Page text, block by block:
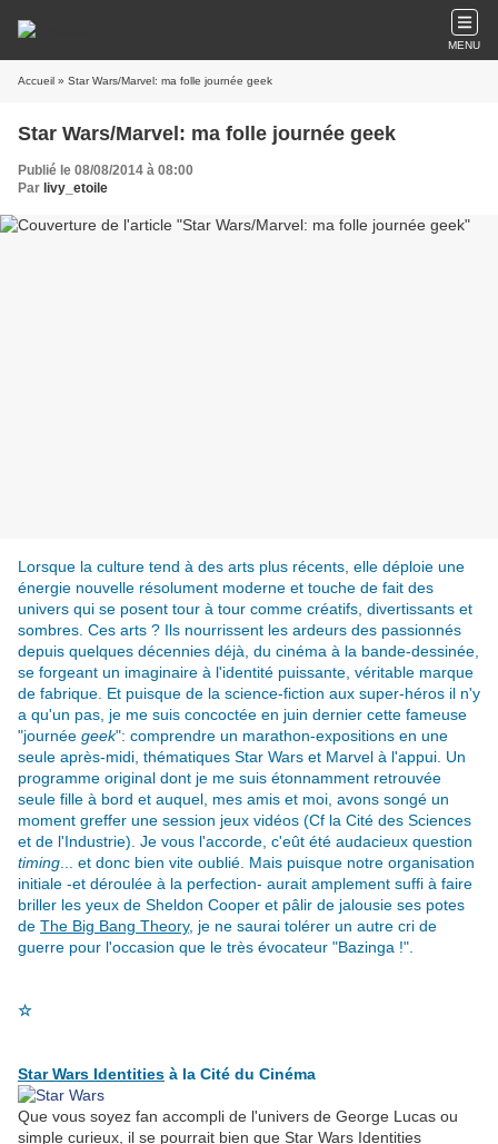
MENU
Accueil » Star Wars/Marvel: ma folle journée geek
Star Wars/Marvel: ma folle journée geek
Publié le 08/08/2014 à 08:00
Par livy_etoile
Lorsque la culture tend à des arts plus récents, elle déploie une
énergie nouvelle résolument moderne et touche de fait des
univers qui se posent tour à tour comme créatifs, divertissants et
sombres. Ces arts ? Ils nourrissent les ardeurs des passionnés
depuis quelques décennies déjà, du cinéma à la bande-dessinée,
se forgeant un imaginaire à l'identité puissante, véritable marque
de fabrique. Et puisque de la science-fiction aux super-héros il n'y
a qu'un pas, je me suis concoctée en juin dernier cette fameuse
"journée geek": comprendre un marathon-expositions en une
seule après-midi, thématiques Star Wars et Marvel à l'appui. Un
programme original dont je me suis étonnamment retrouvée
seule fille à bord et auquel, mes amis et moi, avons songé un
moment greffer une session jeux vidéos (Cf la Cité des Sciences
et de l'Industrie). Je vous l'accorde, c'eût été audacieux question
timing ... et donc bien vite oublié. Mais puisque notre organisation
initiale -et déroulée à la perfection- aurait amplement suffi à faire
briller les yeux de Sheldon Cooper et pâlir de jalousie ses potes
de The Big Bang Theory, je ne saurai tolérer un autre cri de
guerre pour l'occasion que le très évocateur "Bazinga !".
☆
Star Wars Identities à la Cité du Cinéma
Que vous soyez fan accompli de l'univers de George Lucas ou
simple curieux, il se pourrait bien que Star Wars Identities